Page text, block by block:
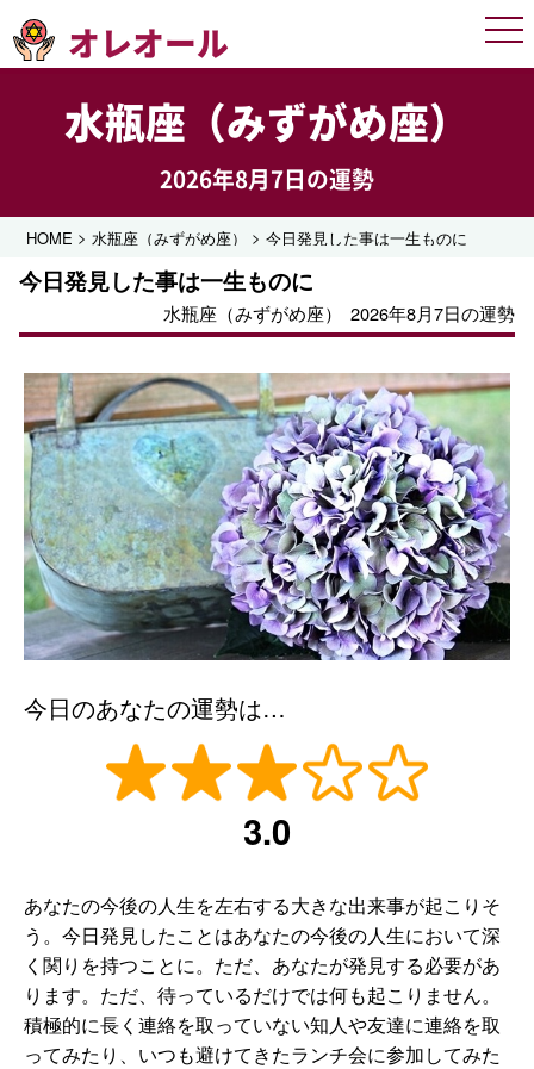
オレオール
水瓶座（みずがめ座）
2026年8月7日の運勢
HOME >水瓶座（みずがめ座） >今日発見した事は一生ものに
今日発見した事は一生ものに
水瓶座（みずがめ座） 2026年8月7日の運勢
今日のあなたの運勢は…
3.0
あなたの今後の人生を左右する大きな出来事が起こりそ
う。今日発見したことはあなたの今後の人生において深
く関りを持つことに。ただ、あなたが発見する必要があ
ります。ただ、待っているだけでは何も起こりません。
積極的に長く連絡を取っていない知人や友達に連絡を取
ってみたり、いつも避けてきたランチ会に参加してみた